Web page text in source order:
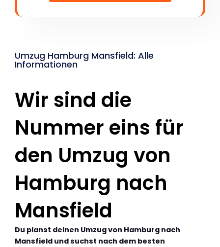
Umzug Hamburg Mansfield: Alle
Informationen
Wir sind die
Nummer eins für
den Umzug von
Hamburg nach
Mansfield
Du planst deinen Umzug von Hamburg nach
Mansfield und suchst nach dem besten